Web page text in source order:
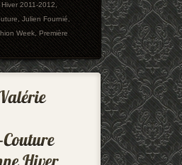
2011-2012,
,Julien Fournié,
Week,Première